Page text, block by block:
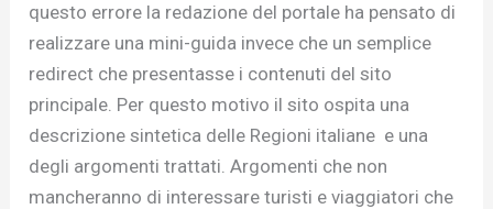
questo errore la redazione del portale ha pensato di
realizzare una mini-guida invece che un semplice
redirect che presentasse i contenuti del sito
principale. Per questo motivo il sito ospita una
descrizione sintetica delle Regioni italiane e una
degli argomenti trattati. Argomenti che non
mancheranno di interessare turisti e viaggiatori che